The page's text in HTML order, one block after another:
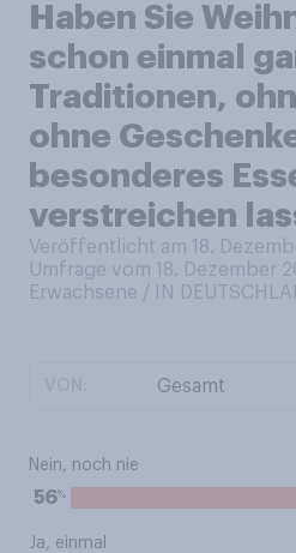
Haben Sie
schon einmal
Traditionen,
ohne
besonderes
verstreichen
Veröffentlicht am 18.
Umfrage vom 18. Dezember
Erwachsene / IN
Nein, noch nie
56%
Ja, einmal